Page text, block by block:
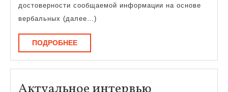
достоверности сообщаемой информации на основе
вербальных (далее…)
ПОДРОБНЕЕПОДРОБНЕЕ